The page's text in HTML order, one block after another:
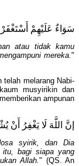
سَوَاءٌ عَلَيْهِمْ
atau tidak kamu
mereka."
telah melarang Nabi-
musyirikin dan
ampunan
إنَّ اللَّهَ لَا يَغْفِرُ
syirik, dan Dia
itu, bagi siapa yang
Allah." (QS. An